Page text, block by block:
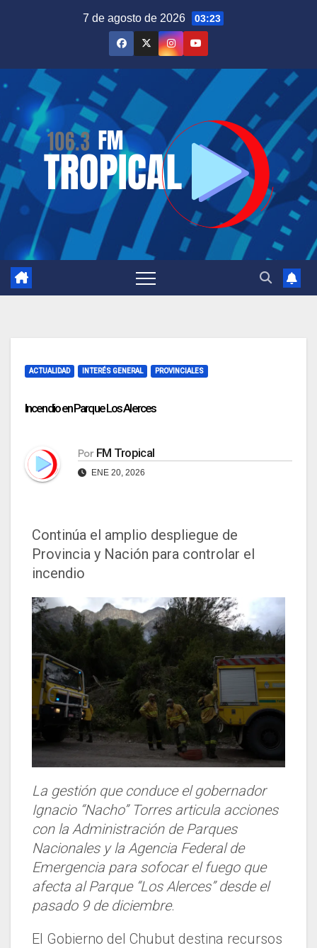
7 de agosto de 2026 03:23
ACTUALIDAD INTERÉS GENERAL PROVINCIALES
Incendio en Parque Los Alerces
Por FM Tropical
ENE 20, 2026
Continúa el amplio despliegue de
Provincia y Nación para controlar el
incendio
La gestión que conduce el gobernador
Ignacio “Nacho” Torres articula acciones
con la Administración de Parques
Nacionales y la Agencia Federal de
Emergencia para sofocar el fuego que
afecta al Parque “Los Alerces” desde el
pasado 9 de diciembre.
El Gobierno del Chubut destina recursos